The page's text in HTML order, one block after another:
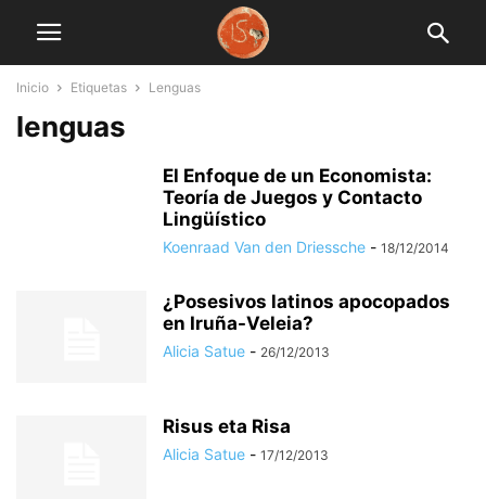
Inicio Etiquetas Lenguas
lenguas
El Enfoque de un Economista:
Teoría de Juegos y Contacto
Lingüístico
Koenraad Van den Driessche - 18/12/2014
¿Posesivos latinos apocopados
en Iruña-Veleia?
Alicia Satue - 26/12/2013
Risus eta Risa
Alicia Satue - 17/12/2013